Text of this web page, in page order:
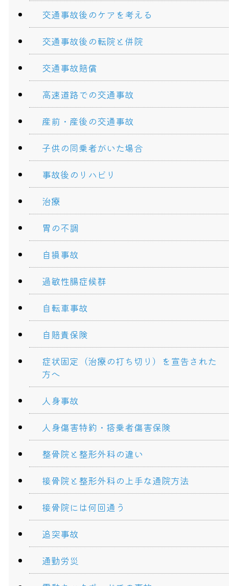
交通事故後のケアを考える
交通事故後の転院と併院
交通事故賠償
高速道路での交通事故
産前・産後の交通事故
子供の同乗者がいた場合
事故後のリハビリ
治療
胃の不調
自損事故
過敏性腸症候群
自転車事故
自賠責保険
症状固定（治療の打ち切り）を宣告された
方へ
人身事故
人身傷害特約・搭乗者傷害保険
整骨院と整形外科の違い
接骨院と整形外科の上手な通院方法
接骨院には何回通う
追突事故
通勤労災